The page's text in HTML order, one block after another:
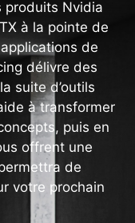
produits Nvidia
à la pointe de
de
délivre des
suite d’outils
à transformer
puis en
offrent une
de
votre prochain